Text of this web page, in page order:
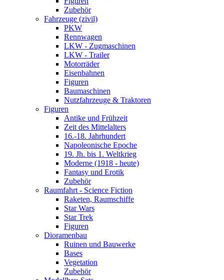
Zubehör
Fahrzeuge (zivil)
PKW
Rennwagen
LKW - Zugmaschinen
LKW - Trailer
Motorräder
Eisenbahnen
Figuren
Baumaschinen
Nutzfahrzeuge & Traktoren
Figuren
Antike und Frühzeit
Zeit des Mittelalters
16.-18. Jahrhundert
Napoleonische Epoche
19. Jh. bis 1. Weltkrieg
Moderne (1918 - heute)
Fantasy und Erotik
Zubehör
Raumfahrt - Science Fiction
Raketen, Raumschiffe
Star Wars
Star Trek
Figuren
Dioramenbau
Ruinen und Bauwerke
Bases
Vegetation
Zubehör